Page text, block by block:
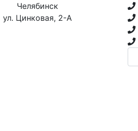
Челябинск
ул. Цинковая, 2-А